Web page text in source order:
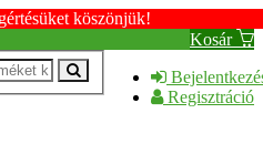
köszönjük!
Kosár
Regisztráció